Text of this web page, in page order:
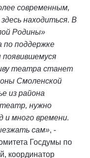
современным,
находиться. В
Родины»
поддержке
появившемуся
театра станет
Смоленской
из района
театр, нужно
и много времени.
сам», -
Госдумы по
координатор